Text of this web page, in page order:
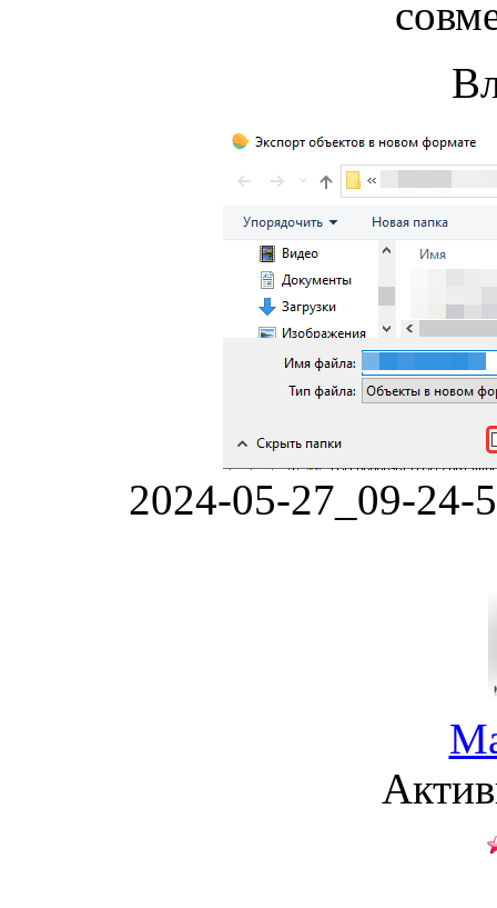
2024-05-27_09-24-